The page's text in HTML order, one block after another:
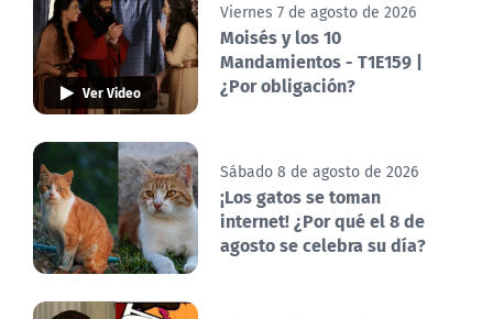
Ver Video
Viernes 7 de agosto de 2026
Moisés y los 10
Mandamientos - T1E159 |
¿Por obligación?
Sábado 8 de agosto de 2026
¡Los gatos se toman
internet! ¿Por qué el 8 de
agosto se celebra su día?